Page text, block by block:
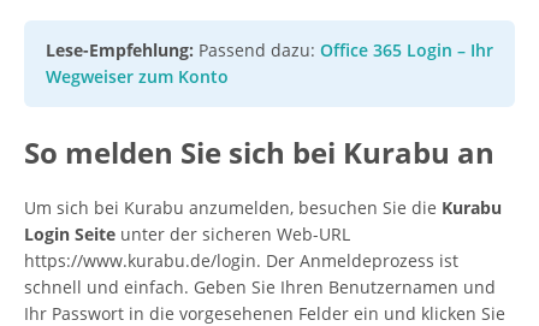
Lese-Empfehlung: Passend dazu: Office 365 Login – Ihr
Wegweiser zum Konto
So melden Sie sich bei Kurabu an
Um sich bei Kurabu anzumelden, besuchen Sie die Kurabu
Login Seite unter der sicheren Web-URL
https://www.kurabu.de/login. Der Anmeldeprozess ist
schnell und einfach. Geben Sie Ihren Benutzernamen und
Ihr Passwort in die vorgesehenen Felder ein und klicken Sie